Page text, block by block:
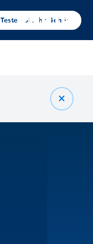
Testen Sie Ihr Gehör